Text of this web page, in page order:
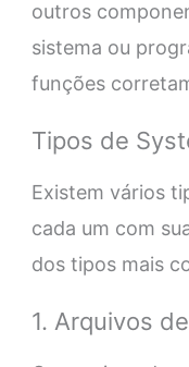
outros
sistema ou
funções
Tipos de
Existem vários
cada um com
dos tipos mais
1. Arquivos